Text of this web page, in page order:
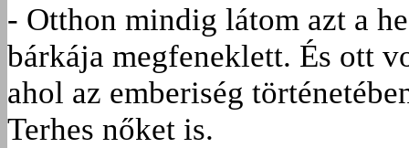
- Otthon mindig látom azt a
bárkája megfeneklett. És ott
ahol az emberiség
Terhes nőket is.